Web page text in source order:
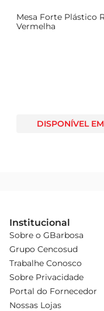
Mesa Forte Plástico
Vermelha
DISPONÍVEL
Institucional
Sobre o GBarbosa
Grupo Cencosud
Trabalhe Conosco
Sobre Privacidade
Portal do Fornecedor
Nossas Lojas